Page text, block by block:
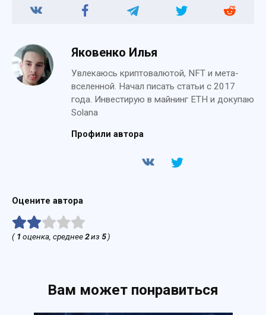
Яковенко Илья
Увлекаюсь криптовалютой, NFT и мета-
вселенной. Начал писать статьи с 2017
года. Инвестирую в майнинг ETH и докупаю
Solana
Профили автора
Оцените автора
( 1оценка, среднее2из 5)
Вам может понравиться